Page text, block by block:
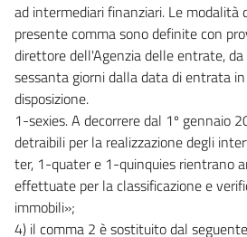
ad intermediari finanziari. Le modalità
presente comma sono definite con
direttore dell'Agenzia delle entrate,
sessanta giorni dalla data di entrata
disposizione.
1-sexies. A decorrere dal 1º gennaio
detraibili per la realizzazione degli
ter, 1-quater e 1-quinquies rientrano
effettuate per la classificazione e
immobili»;
4) il comma 2 è sostituito dal